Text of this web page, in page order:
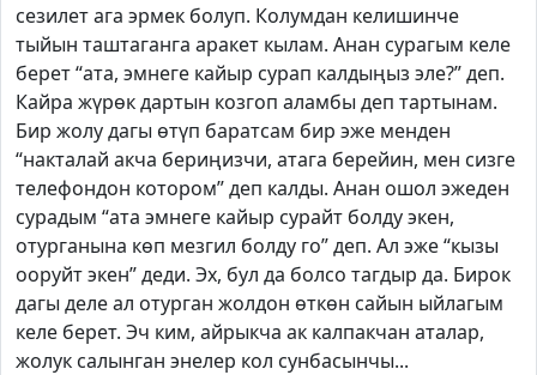
сезилет ага эрмек болуп. Колумдан келишинче
тыйын таштаганга аракет кылам. Анан сурагым келе
берет “ата, эмнеге кайыр сурап калдыңыз эле?” деп.
Кайра жүрөк дартын козгоп аламбы деп тартынам.
Бир жолу дагы өтүп баратсам бир эже менден
“накталай акча бериңизчи, атага берейин, мен сизге
телефондон котором” деп калды. Анан ошол эжеден
сурадым “ата эмнеге кайыр сурайт болду экен,
отурганына көп мезгил болду го” деп. Ал эже “кызы
ооруйт экен” деди. Эх, бул да болсо тагдыр да. Бирок
дагы деле ал отурган жолдон өткөн сайын ыйлагым
келе берет. Эч ким, айрыкча ак калпакчан аталар,
жолук салынган энелер кол сунбасынчы...